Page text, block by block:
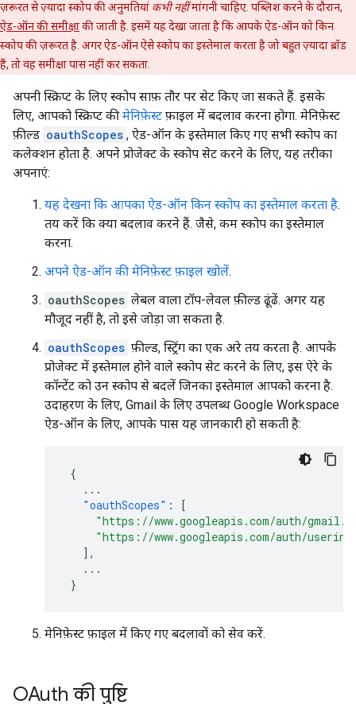
ज़रूरत से ज़्यादा स्कोप की अनुमतियां कभी नहींमांगनी चाहिए. पब्लिश करने के दौरान,
ऐड-ऑन की समीक्षाकी जाती है. इसमें यह देखा जाता है कि आपके ऐड-ऑन को किन
स्कोप की ज़रूरत है. अगर ऐड-ऑन ऐसे स्कोप का इस्तेमाल करता है जो बहुत ज़्यादा ब्रॉड
हैं, तो वह समीक्षा पास नहीं कर सकता.
अपनी स्क्रिप्ट के लिए स्कोप साफ़ तौर पर सेट किए जा सकते हैं. इसके
लिए, आपको स्क्रिप्ट कीमेनिफ़ेस्ट फ़ाइल में बदलाव करना होगा. मेनिफ़ेस्ट
फ़ील्ड oauthScopes , ऐड-ऑन के इस्तेमाल किए गए सभी स्कोप का
कलेक्शन होता है. अपने प्रोजेक्ट के स्कोप सेट करने के लिए, यह तरीका
अपनाएं:
यह देखना कि आपका ऐड-ऑन किन स्कोप का इस्तेमाल करता है.
तय करें कि क्या बदलाव करने हैं. जैसे, कम स्कोप का इस्तेमाल
करना.
अपने ऐड-ऑन की मेनिफ़ेस्ट फ़ाइल खोलें.
oauthScopes लेबल वाला टॉप-लेवल फ़ील्ड ढूंढें. अगर यह
मौजूद नहीं है, तो इसे जोड़ा जा सकता है.
oauthScopes फ़ील्ड, स्ट्रिंग का एक अरे तय करता है. आपके
प्रोजेक्ट में इस्तेमाल होने वाले स्कोप सेट करने के लिए, इस ऐरे के
कॉन्टेंट को उन स्कोप से बदलें जिनका इस्तेमाल आपको करना है.
उदाहरण के लिए, Gmail के लिए उपलब्ध Google Workspace
ऐड-ऑन के लिए, आपके पास यह जानकारी हो सकती है:
{
...
"oauthScopes" :
[
"https://www.googleapis.com/auth/
"https://www.googleapis.com/auth/
],
...
}
मेनिफ़ेस्ट फ़ाइल में किए गए बदलावों को सेव करें.
OAuth की पुष्टि